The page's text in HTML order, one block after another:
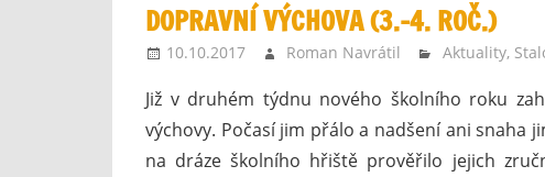
DOPRAVNÍ VÝCHOVA (3.–4. ROČ.)
10.10.2017 Roman Navrátil Aktuality,
Již v druhém týdnu nového školního roku
výchovy. Počasí jim přálo a nadšení ani snaha
na dráze školního hřiště prověřilo jejich